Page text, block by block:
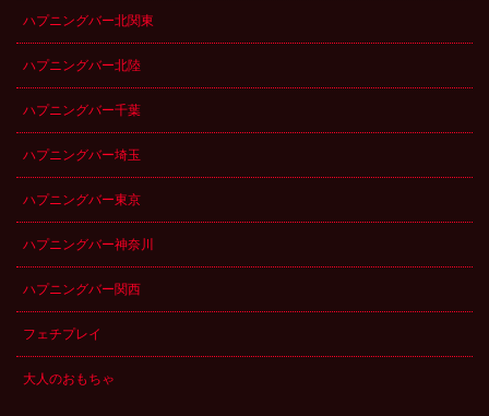
ハプニングバー北関東
ハプニングバー北陸
ハプニングバー千葉
ハプニングバー埼玉
ハプニングバー東京
ハプニングバー神奈川
ハプニングバー関西
フェチプレイ
大人のおもちゃ